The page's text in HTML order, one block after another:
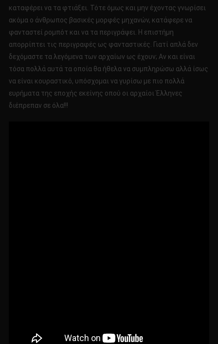
καταφέρει να τα φτιάξει. Τότε όμως και μην έχοντας γνωρίσει
ακόμα ο άνθρωπος βασικές μορφές μηχανών, κατάφερε να
φανταστεί ρομπότ και να τα περιγράψει. Η επιστήμη
απορρίπτει τις περιγραφές ως φανταστικές. Γιατί απλά δεν
δεχόμαστε τα λεγόμενα των αρχαίων ως έχουν; Αν και είναι
τόσα πολλά αυτά τα οποία θα ήθελα να συμπληρώσω αλλά ίσως
να είναι κουραστικό, υπόσχομαι να γυρίσω με πιο πολλά
ευρήματα της εποχής εκείνης οπού οι αρχαίοι Έλληνες
διέπρεπαν σε όλα!!!